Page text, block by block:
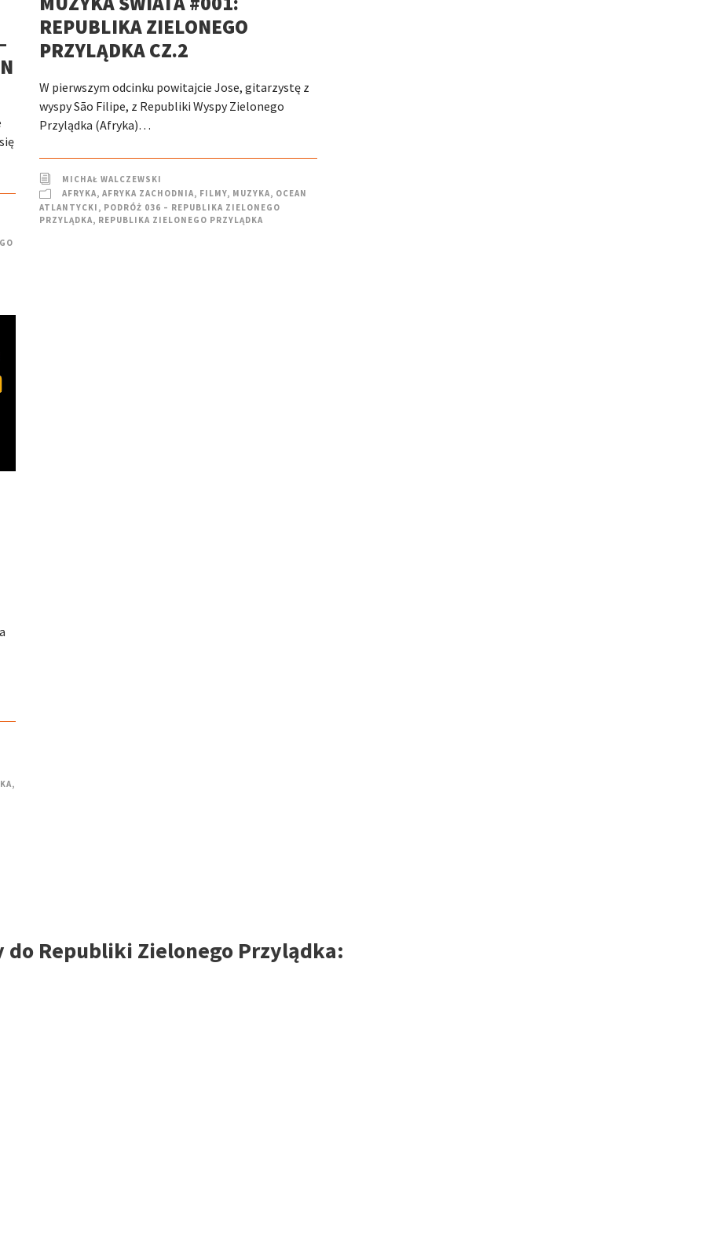
REPUBLIKA ZIELONEGO
PRZYLĄDKA CZ.2
W pierwszym odcinku powitajcie Jose, gitarzystę z
wyspy São Filipe, z Republiki Wyspy Zielonego
Przylądka (Afryka)…
MICHAŁ WALCZEWSKI
AFRYKA, AFRYKA ZACHODNIA, FILMY, MUZYKA, OCEAN
ATLANTYCKI , PODRÓŻ 036 – REPUBLIKA ZIELONEGO
PRZYLĄDKA, REPUBLIKA ZIELONEGO PRZYLĄDKA
,
Republiki Zielonego Przylądka: